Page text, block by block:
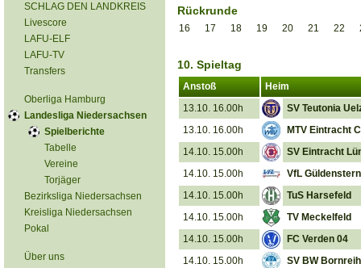
SCHLAG DEN LANDKREIS
Livescore
LAFU-ELF
LAFU-TV
Transfers
Oberliga Hamburg
Landesliga Niedersachsen
Spielberichte
Tabelle
Vereine
Torjäger
Bezirksliga Niedersachsen
Kreisliga Niedersachsen
Pokal
Über uns
Rückrunde
16 17 18 19 20 21 22
10. Spieltag
Anstoß
Heim
13.10. 16.00h
SV Teutonia
13.10. 16.00h
MTV Eintracht
14.10. 15.00h
SV Eintracht
14.10. 15.00h
VfL
14.10. 15.00h
TuS Harsefeld
14.10. 15.00h
TV Meckelfeld
14.10. 15.00h
FC Verden 04
14.10. 15.00h
SV BW